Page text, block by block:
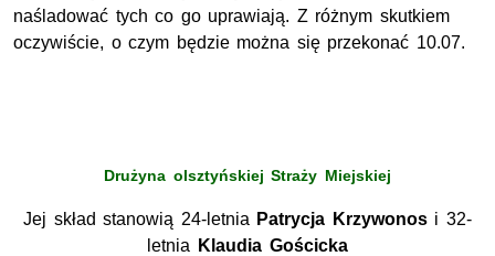
naśladować tych co go uprawiają. Z różnym skutkiem
oczywiście, o czym będzie można się przekonać 10.07.
Drużyna olsztyńskiej Straży Miejskiej
Jej skład stanowią 24-letnia Patrycja Krzywonosi 32-
letnia
Klaudia Gościcka